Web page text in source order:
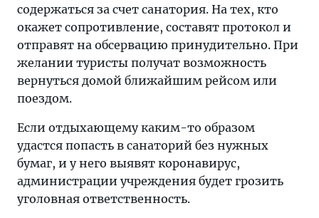
содержаться за счет санатория. На тех, кто
окажет сопротивление, составят протокол и
отправят на обсервацию принудительно. При
желании туристы получат возможность
вернуться домой ближайшим рейсом или
поездом.
Если отдыхающему каким-то образом
удастся попасть в санаторий без нужных
бумаг, и у него выявят коронавирус,
администрации учреждения будет грозить
уголовная ответственность.